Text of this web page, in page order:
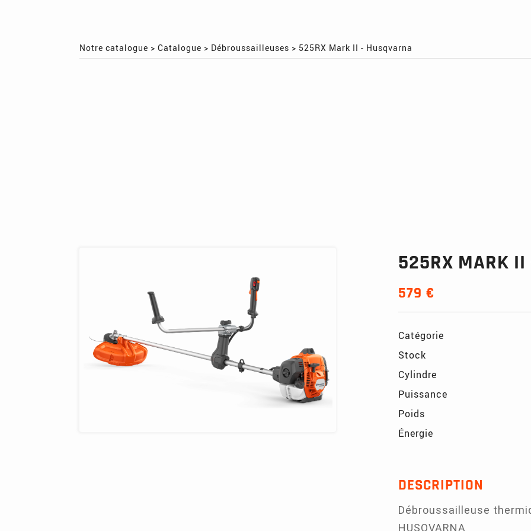
Notre catalogue >Catalogue > Débroussailleuses > 525RX Mark II - Husqvarna
525RX MARK II
579 €
Catégorie
Stock
Cylindre
Puissance
Poids
Énergie
DESCRIPTION
Débroussailleuse
HUSQVARNA